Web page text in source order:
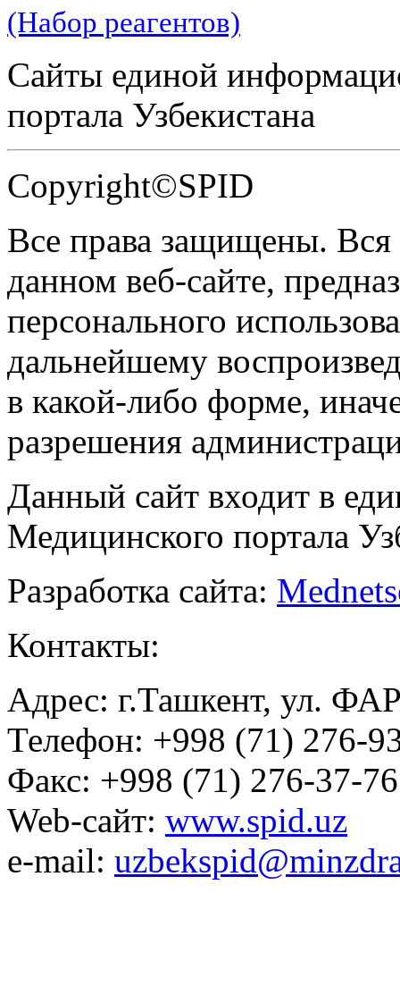
(Набор реагентов)
Сайты единой
портала Узбекистана
Copyright©SPID
Все права защищены.
данном веб-сайте,
персонального
дальнейшему
в какой-либо форме,
разрешения
Данный сайт входит в
Медицинского портала
Разработка сайта:
Контакты:
Адрес: г.Ташкент, ул.
Телефон: +998 (71) 276-
Факс: +998 (71) 276-37-76
Web-сайт: www.spid.uz
e-mail: